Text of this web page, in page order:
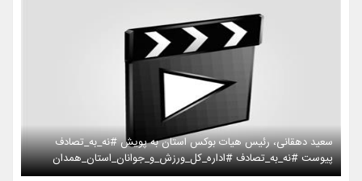
سعید دهقانی، رئیس هیات بوکس استان به پویش #نه_به_تصادف
پیوست #نه_به_تصادف #اداره_کل_ورزش_و_جوانان_استان_همدان